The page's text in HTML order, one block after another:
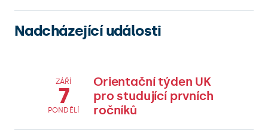
Nadcházející události
ZÁŘÍ
7
PONDĚLÍ
Orientační týden UK
pro studující prvních
ročníků